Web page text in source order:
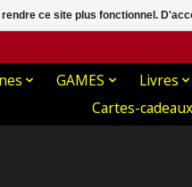
GAMES Livres
Cartes-cadeaux
ce site plus fonctionnel.